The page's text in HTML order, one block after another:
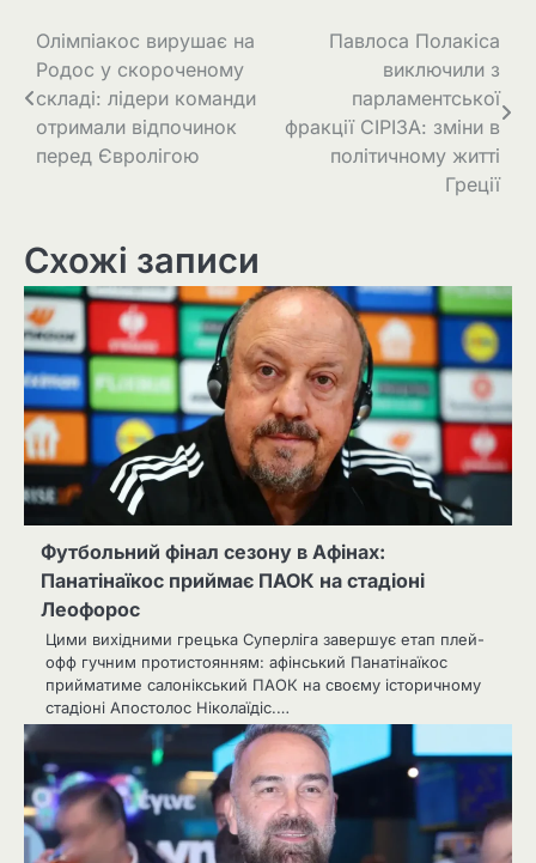
Олімпіакос вирушає на
Родос у скороченому
складі: лідери команди
отримали відпочинок
перед Євролігою
Павлоса Полакіса
виключили з
парламентської
фракції СІРІЗА: зміни в
політичному житті
Греції
Схожі записи
Футбольний фінал сезону в Афінах:
Панатінаїкос приймає ПАОК на стадіоні
Леофорос
Цими вихідними грецька Суперліга завершує етап плей-
офф гучним протистоянням: афінський Панатінаїкос
прийматиме салонікський ПАОК на своєму історичному
стадіоні Апостолос Ніколаїдіс.…